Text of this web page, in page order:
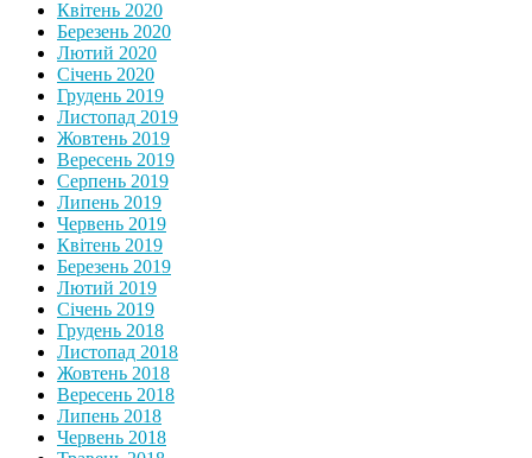
Квітень 2020
Березень 2020
Лютий 2020
Січень 2020
Грудень 2019
Листопад 2019
Жовтень 2019
Вересень 2019
Серпень 2019
Липень 2019
Червень 2019
Квітень 2019
Березень 2019
Лютий 2019
Січень 2019
Грудень 2018
Листопад 2018
Жовтень 2018
Вересень 2018
Липень 2018
Червень 2018